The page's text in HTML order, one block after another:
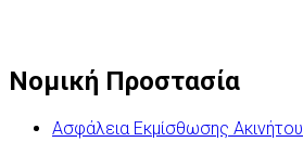
Νομική Προστασία
Ασφάλεια Εκμίσθωσης Ακινήτου